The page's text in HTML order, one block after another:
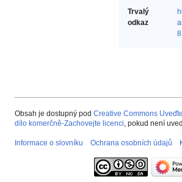
Trvalý
odkaz
8
Obsah je dostupný pod Creative Commons
dílo komerčně-Zachovejte licenci, pokud není
Informace o slovníku Ochrana osobních údajů